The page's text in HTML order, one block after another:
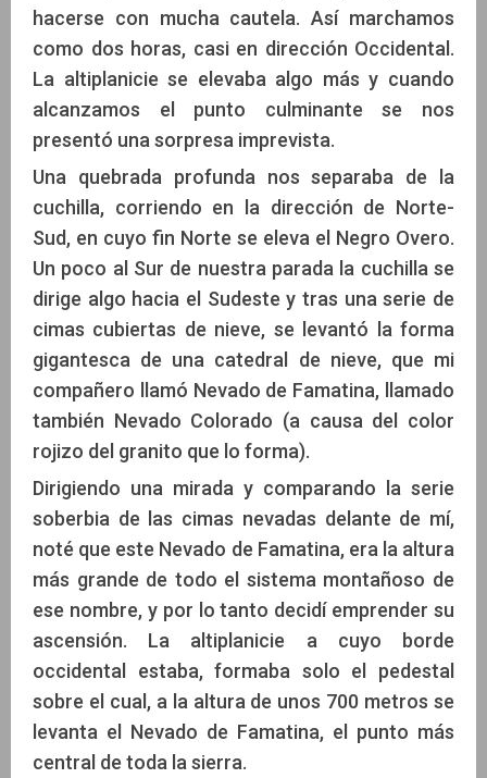
hacerse con mucha cautela. Así marchamos
como dos horas, casi en dirección Occidental.
La altiplanicie se elevaba algo más y cuando
alcanzamos el punto culminante se nos
presentó una sorpresa imprevista.
Una quebrada profunda nos separaba de la
cuchilla, corriendo en la dirección de Norte-
Sud, en cuyo fin Norte se eleva el Negro Overo.
Un poco al Sur de nuestra parada la cuchilla se
dirige algo hacia el Sudeste y tras una serie de
cimas cubiertas de nieve, se levantó la forma
gigantesca de una catedral de nieve, que mi
compañero llamó Nevado de Famatina, llamado
también Nevado Colorado (a causa del color
rojizo del granito que lo forma).
Dirigiendo una mirada y comparando la serie
soberbia de las cimas nevadas delante de mí,
noté que este Nevado de Famatina, era la altura
más grande de todo el sistema montañoso de
ese nombre, y por lo tanto decidí emprender su
ascensión. La altiplanicie a cuyo borde
occidental estaba, formaba solo el pedestal
sobre el cual, a la altura de unos 700 metros se
levanta el Nevado de Famatina, el punto más
central de toda la sierra.